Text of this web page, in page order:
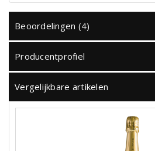
Beoordelingen (4)
Producentprofiel
Vergelijkbare artikelen